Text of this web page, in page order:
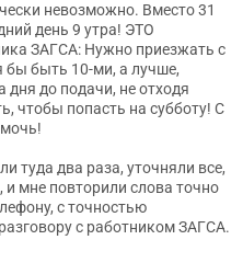
невозможно. Вместо 31
день 9 утра! ЭТО
ЗАГСА: Нужно приезжать с
бы быть 10-ми, а лучше,
до подачи, не отходя
чтобы попасть на субботу! С
туда два раза, уточняли все,
мне повторили слова точно
с точностью
с работником ЗАГСА.